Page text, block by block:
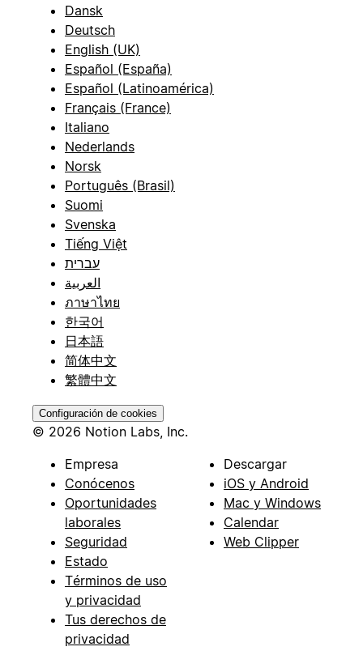
Dansk
Deutsch
English (UK)
Español (España)
Español (Latinoamérica)
Français (France)
Italiano
Nederlands
Norsk
Português (Brasil)
Suomi
Svenska
Tiếng Việt
עברית
العربية
ภาษาไทย
한국어
日本語
简体中文
繁體中文
Configuración de cookies
© 2026 Notion Labs, Inc.
Empresa
Conócenos
Oportunidades
laborales
Seguridad
Estado
Términos de uso
y privacidad
Tus derechos de
privacidad
Descargar
iOS y Android
Mac y Windows
Calendar
Web Clipper